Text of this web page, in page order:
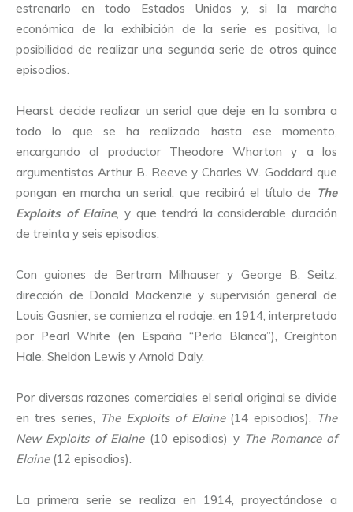
estrenarlo en todo Estados Unidos y, si la marcha
económica de la exhibición de la serie es positiva, la
posibilidad de realizar una segunda serie de otros quince
episodios.
Hearst decide realizar un serial que deje en la sombra a
todo lo que se ha realizado hasta ese momento,
encargando al productor Theodore Wharton y a los
argumentistas Arthur B. Reeve y Charles W. Goddard que
pongan en marcha un serial, que recibirá el título de The
Exploits of Elaine, y que tendrá la considerable duración
de treinta y seis episodios.
Con guiones de Bertram Milhauser y George B. Seitz,
dirección de Donald Mackenzie y supervisión general de
Louis Gasnier, se comienza el rodaje, en 1914, interpretado
por Pearl White (en España “Perla Blanca”), Creighton
Hale, Sheldon Lewis y Arnold Daly.
Por diversas razones comerciales el serial original se divide
en tres series, The Exploits of Elaine (14 episodios), The
New Exploits of Elaine(10 episodios) y The Romance of
Elaine (12 episodios).
La primera serie se realiza en 1914, proyectándose a